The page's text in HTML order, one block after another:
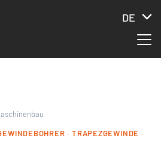
DE
· TRAPEZGEWINDE ·